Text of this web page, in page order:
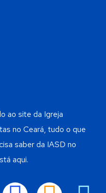
ao site da Igreja
no Ceará, tudo o que
saber da IASD no
aqui.